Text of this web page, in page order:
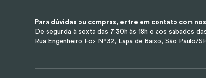
Para dúvidas ou compras, entre em contato com
De segunda à sexta das 7:30h às 18h e aos sábados
Rua Engenheiro Fox Nº32, Lapa de Baixo, São Paulo/